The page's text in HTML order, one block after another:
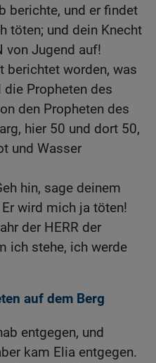
berichte, und er findet
töten; und dein Knecht
von Jugend auf!
berichtet worden, was
Propheten des
den Propheten des
hier 50 und dort 50,
und Wasser
hin, sage deinem
wird mich ja töten!
der HERR der
ich stehe, ich werde
auf dem Berg
entgegen, und
kam Elia entgegen.